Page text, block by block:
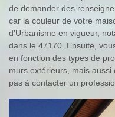
de demander des
car la couleur de votre
d’Urbanisme en vigueur,
dans le 47170. Ensuite,
en fonction des types de
murs extérieurs, mais aussi
pas à contacter un